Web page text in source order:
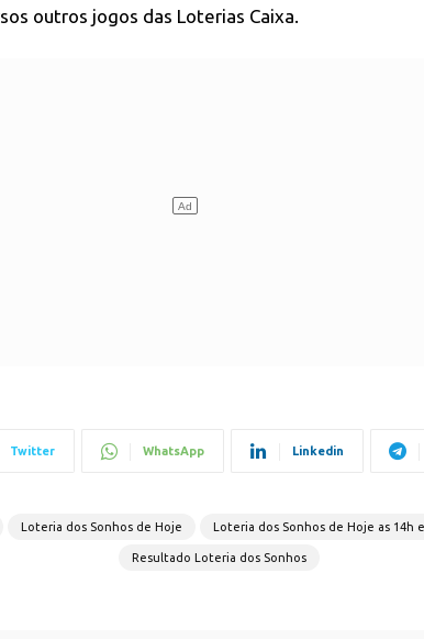
outros jogos das Loterias Caixa.
Twitter WhatsApp Linkedin
Loteria dos Sonhos de Hoje Loteria dos Sonhos de Hoje as 14h
Resultado Loteria dos Sonhos